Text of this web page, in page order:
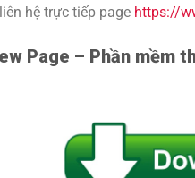
hệ trực tiếp page https://
Page – Phần mềm